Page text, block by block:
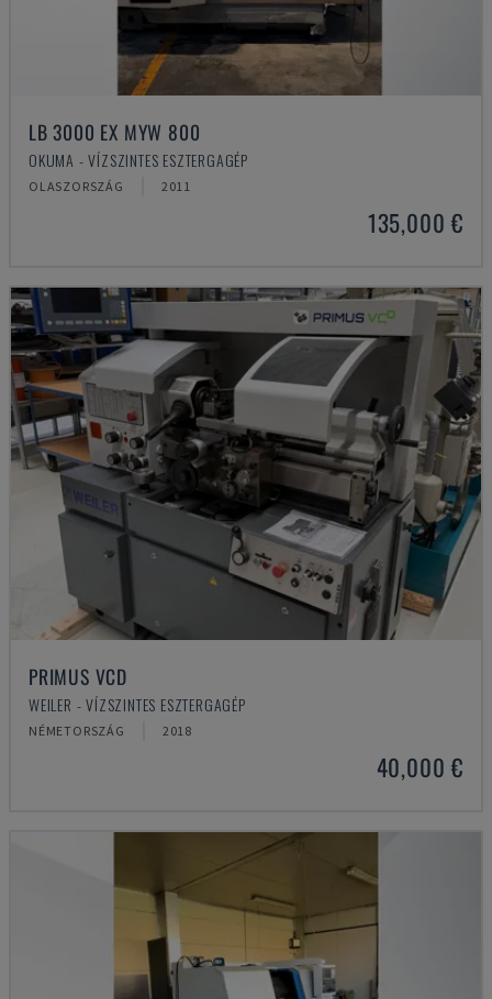
LB 3000 EX MYW 800
OKUMA - VÍZSZINTES ESZTERGAGÉP
OLASZORSZÁG 2011
135,000 €
PRIMUS VCD
WEILER - VÍZSZINTES ESZTERGAGÉP
NÉMETORSZÁG 2018
40,000 €